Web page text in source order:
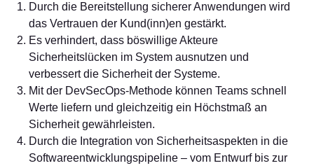
Durch die Bereitstellung sicherer Anwendungen wird
das Vertrauen der Kund(inn)en gestärkt.
Es verhindert, dass böswillige Akteure
Sicherheitslücken im System ausnutzen und
verbessert die Sicherheit der Systeme.
Mit der DevSecOps-Methode können Teams schnell
Werte liefern und gleichzeitig ein Höchstmaß an
Sicherheit gewährleisten.
Durch die Integration von Sicherheitsaspekten in die
Softwareentwicklungspipeline – vom Entwurf bis zur